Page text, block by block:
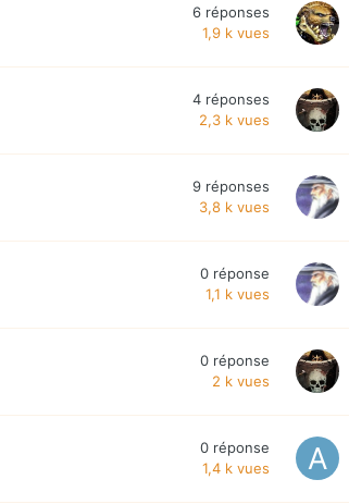
6 réponses
1,9 k vues
4 réponses
2,3 k vues
9 réponses
3,8 k vues
0 réponse
1,1 k vues
0 réponse
2 k vues
0 réponse
1,4 k vues